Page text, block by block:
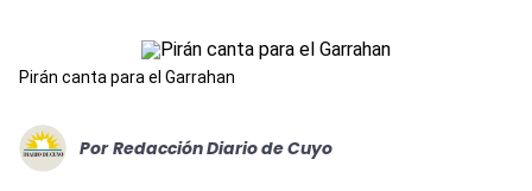
Pirán canta para el Garrahan
Por Redacción Diario de Cuyo